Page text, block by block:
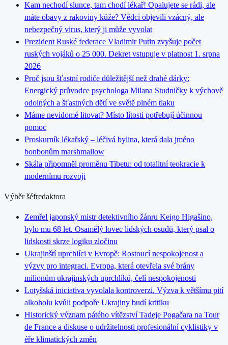
Kam nechodí slunce, tam chodí lékař! Opalujete se rádi, ale
máte obavy z rakoviny kůže? Vědci objevili vzácný, ale
nebezpečný virus, který ji může vyvolat
Prezident Ruské federace Vladimir Putin zvyšuje počet
ruských vojáků o 25 000. Dekret vstupuje v platnost 1. srpna
2026
Proč jsou šťastní rodiče důležitější než drahé dárky:
Energický průvodce psychologa Milana Studničky k výchově
odolných a šťastných dětí ve světě plném tlaku
Máme nevidomé litovat? Místo lítosti potřebují účinnou
pomoc
Proskurník lékařský – léčivá bylina, která dala jméno
bonbonům marshmallow
Skála připomněl proměnu Tibetu: od totalitní teokracie k
modernímu rozvoji
Výběr šéfredaktora
Zemřel japonský mistr detektivního žánru Keigo Higašino,
bylo mu 68 let. Osamělý lovec lidských osudů, který psal o
lidskosti skrze logiku zločinu
Ukrajinští uprchlíci v Evropě: Rostoucí nespokojenost a
výzvy pro integraci. Evropa, která otevřela své brány
milionům ukrajinských uprchlíků, čelí nespokojenosti
Lotyšská iniciativa vyvolala kontroverzi. Výzva k většímu pití
alkoholu kvůli podpoře Ukrajiny budí kritiku
Historický význam pátého vítězství Tadeje Pogačara na Tour
de France a diskuse o udržitelnosti profesionální cyklistiky v
éře klimatických změn